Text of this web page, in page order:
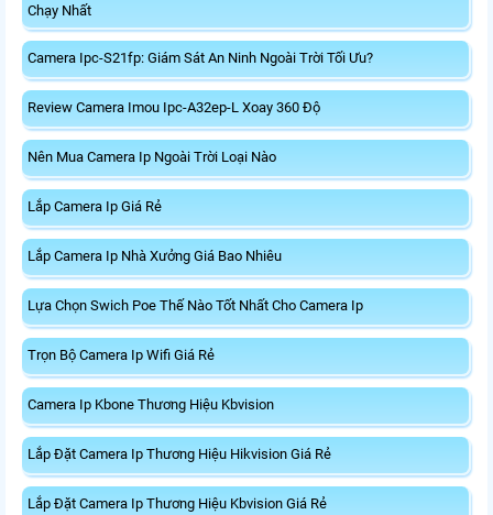
Chạy Nhất
Camera Ipc-S21fp: Giám Sát An Ninh Ngoài Trời Tối Ưu?
Review Camera Imou Ipc-A32ep-L Xoay 360 Độ
Nên Mua Camera Ip Ngoài Trời Loại Nào
Lắp Camera Ip Giá Rẻ
Lắp Camera Ip Nhà Xưởng Giá Bao Nhiêu
Lựa Chọn Swich Poe Thế Nào Tốt Nhất Cho Camera Ip
Trọn Bộ Camera Ip Wifi Giá Rẻ
Camera Ip Kbone Thương Hiệu Kbvision
Lắp Đặt Camera Ip Thương Hiệu Hikvision Giá Rẻ
Lắp Đặt Camera Ip Thương Hiệu Kbvision Giá Rẻ